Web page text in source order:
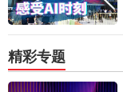
精彩专题